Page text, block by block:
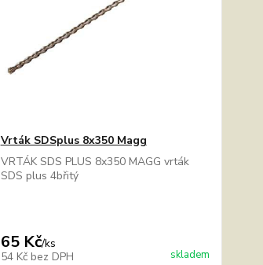
Vrták SDSplus 8x350 Magg
VRTÁK SDS PLUS 8x350 MAGG vrták
SDS plus 4břitý
65 Kč/ks
54 Kč bez DPH skladem